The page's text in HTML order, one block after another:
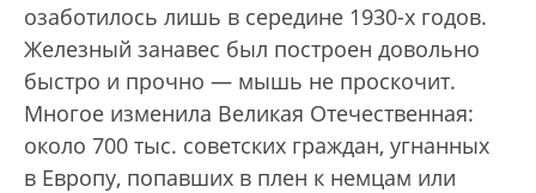
озаботилось лишь в середине 1930-х годов.
Железный занавес был построен довольно
быстро и прочно — мышь не проскочит.
Многое изменила Великая Отечественная:
около 700 тыс. советских граждан, угнанных
в Европу, попавших в плен к немцам или